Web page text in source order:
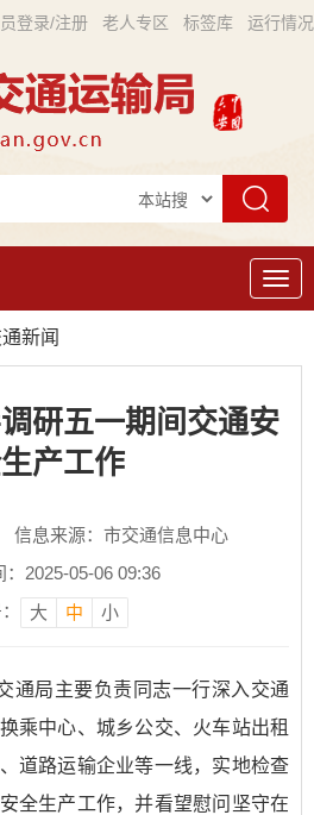
登录/注册 老人专区 标签库 运行情况
导
航
新闻
研五一期间交通安
产工作
信息来源：市交通信息中心
：2025-05-06 09:36
大 中 小
通局主要负责同志一行深入交通
乘中心、城乡公交、火车站出租
道路运输企业等一线，实地检查
全生产工作，并看望慰问坚守在